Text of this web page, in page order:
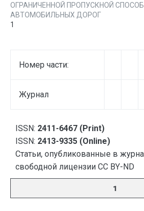
ОГРАНИЧЕННОЙ ПРОПУСКНОЙ
АВТОМОБИЛЬНЫХ ДОРОГ
1
Номер части:
Журнал
ISSN: 2411-6467 (Print)
ISSN: 2413-9335 (Online)
Статьи, опубликованные в
свободной лицензии CC BY-ND
1